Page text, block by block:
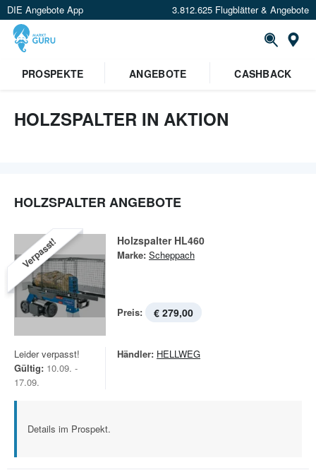
DIE Angebote App 3.812.625 Flugblätter & Angebote
PROSPEKTE ANGEBOTE CASHBACK
HOLZSPALTER IN AKTION
HOLZSPALTER ANGEBOTE
Verpasst! Holzspalter HL460
Marke: Scheppach
Preis: € 279,00
Leider verpasst!
Gültig: 10.09. -
17.09.
Händler: HELLWEG
Details im Prospekt.